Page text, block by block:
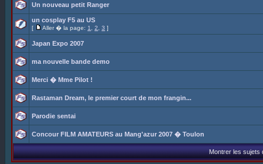
Un nouveau petit Ranger
un cosplay F5 au US
[ Aller � la page: 1 2 3 ]
Japan Expo 2007
ma nouvelle bande demo
Merci � Mme Pilot !
Rastaman Dream, le premier court de mon frangin...
Parodie sentai
Concour FILM AMATEURS au Mang'azur 2007 � Toulon
Montrer les sujets